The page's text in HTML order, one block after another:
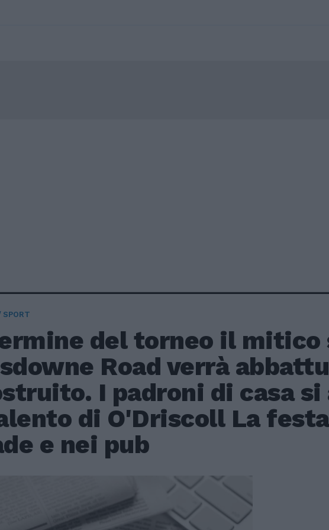
SPORT
del torneo il mitico
Road verrà
I padroni di casa
di O'Driscoll La
e nei pub